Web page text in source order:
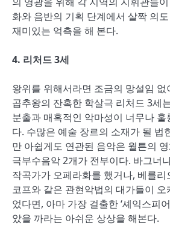
화와 음반의 기획 단계에서 살짝 의
재미있는 억측을 해 본다.
4. 리처드 3세
왕위를 위해서라면 조금의 망설임
곱추왕의 잔혹한 학살극 리처드 3세
분출과 매혹적인 악마성이 너무나
다. 수많은 예술 장르의 소재가 될 법
만 아쉽게도 연관된 음악은 월튼의
극부수음악 2개가 전부이다. 바그너
작곡가가 오페라화를 했거나, 베를
코프와 같은 관현악법의 대가들이
었다면, 아마 가장 걸출한 ‘셰익스피
았을 까라는 아쉬운 상상을 해본다.